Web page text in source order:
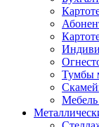
Тумбы
Мебель